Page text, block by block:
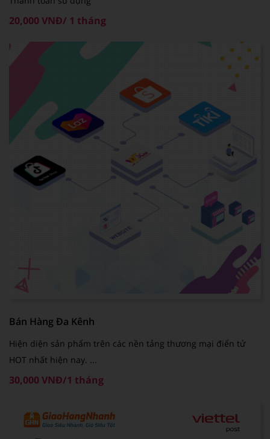
20,000 VNĐ/ 1 tháng
Bán Hàng Đa Kênh
Hiện diện sản phẩm trên các nền tảng thương mại điển tử
HOT nhất hiện nay. ...
30,000 VNĐ/1 tháng